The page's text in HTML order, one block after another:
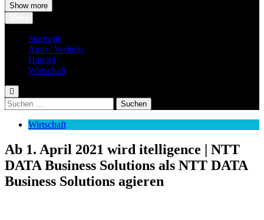
Show more
Startseite
Auto / Verkehr
Handel
Wirtschaft
Suchen
nach:
Wirtschaft
Ab 1. April 2021 wird itelligence | NTT
DATA Business Solutions als NTT DATA
Business Solutions agieren